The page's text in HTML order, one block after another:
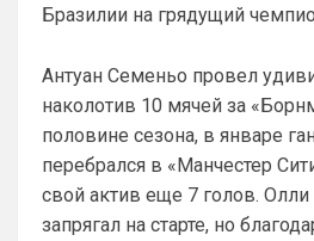
Бразилии на грядущий
Антуан Семеньо провел
наколотив 10 мячей за
половине сезона, в январе
перебрался в «Манчестер
свой актив еще 7 голов. Олли
запрягал на старте, но